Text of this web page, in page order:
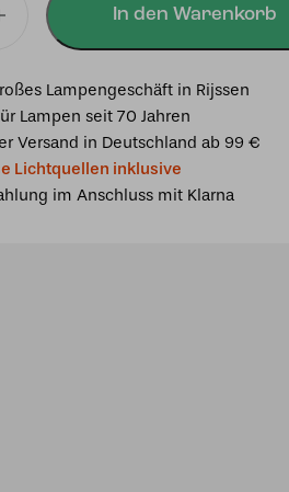
In den Warenkorb
Lampengeschäft in Rijssen
Lampen seit 70 Jahren
Versand in Deutschland ab 99 €
Lichtquellen inklusive
im Anschluss mit Klarna